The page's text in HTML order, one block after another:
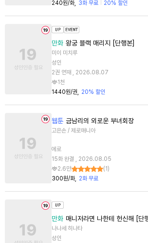
240원/화 3화 무료 20% 할인
만화 왕궁 블랙 매리지 [단행본]
미이 미치루
성인
2권 연재 , 2026.08.07
1천
1440원/권
20% 할인
웹툰 금남리의 외로운 부녀회장
고은손 / 제로매니아
에로
15화 완결 , 2026.08.05
2.6만
(1 )
300원/화
2화 무료
만화 매니저라면 나한테 헌신해 [단
나나세 히나타
성인